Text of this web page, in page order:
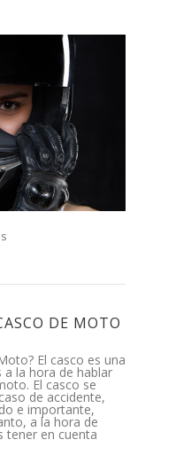
DE MOTO
El casco es una
a la hora de hablar
El casco se
de accidente,
e importante,
a la hora de
tener en cuenta